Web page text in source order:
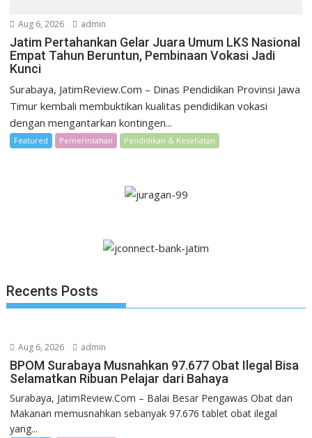
Aug 6, 2026 admin
Jatim Pertahankan Gelar Juara Umum LKS Nasional
Empat Tahun Beruntun, Pembinaan Vokasi Jadi
Kunci
Surabaya, JatimReview.Com – Dinas Pendidikan Provinsi Jawa
Timur kembali membuktikan kualitas pendidikan vokasi
dengan mengantarkan kontingen...
Featured Pemerintahan Pendidikan & Kesehatan
Recents Posts
Aug 6, 2026 admin
BPOM Surabaya Musnahkan 97.677 Obat Ilegal Bisa
Selamatkan Ribuan Pelajar dari Bahaya
Surabaya, JatimReview.Com – Balai Besar Pengawas Obat dan
Makanan memusnahkan sebanyak 97.676 tablet obat ilegal
yang...